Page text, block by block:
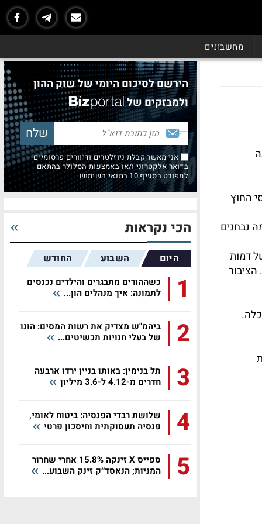
מחשבונים
החוץ
נבחנים
דמות
הציבור
הירשם לסיכום היומי של שוק ההון
ולמבזקים של
אני מאשר קבלת ניוזלטרים ודיוורים פרסומיים
בדואר אלקטרוני ו/או באמצעות הסלולר בהתאם
למפורט בסעיף 10 בתנאי השימוש
הכי נקראות
היום השבוע החודש
1
כשההורים מתבגרים והילדים נכנסים
לתמונה: איך מנהלים הון...
2
ביהמ"ש מצדיק את רשות המסים: הונו
של בעלי חנויות תכשיטים...
3
תל בנימין: באותו בניין ירדו ארבעה
חדרים מ-4.12 ל-3.6 מיליון
4
שלושת רבדי הפנסיה: ביטוח לאומי,
פנסיה תעסוקתית וחיסכון פרטי
5
ספייס X זינקה 15.8% אחרי שחרור
המניות; הנאסד״ק זינק השבוע...